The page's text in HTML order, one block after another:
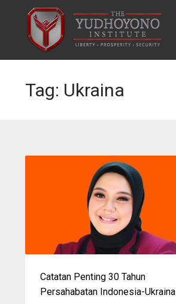
Tag: Ukraina
Catatan Penting 30 Tahun
Persahabatan Indonesia-Ukraina